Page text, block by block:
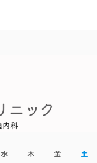
水 木 金
土